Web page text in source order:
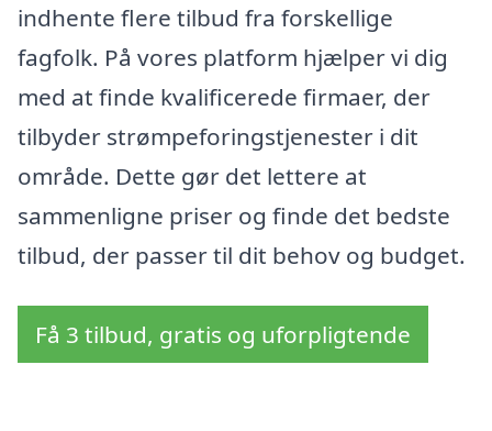
indhente flere tilbud fra forskellige
fagfolk. På vores platform hjælper vi dig
med at finde kvalificerede firmaer, der
tilbyder strømpeforingstjenester i dit
område. Dette gør det lettere at
sammenligne priser og finde det bedste
tilbud, der passer til dit behov og budget.
Få 3 tilbud, gratis og uforpligtende